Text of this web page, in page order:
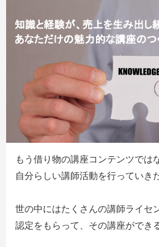
もう借り物の講座コンテンツでは
自分らしい講師活動を行っていき
世の中にはたくさんの講師ライセ
認定をもらって、その講座ができ